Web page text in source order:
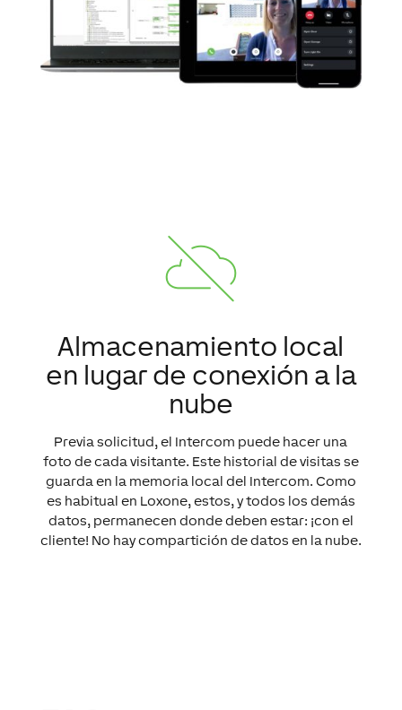
Almacenamiento local
en lugar de conexión a la
nube
Previa solicitud, el Intercom puede hacer una
foto de cada visitante. Este historial de visitas se
guarda en la memoria local del Intercom. Como
es habitual en Loxone, estos, y todos los demás
datos, permanecen donde deben estar: ¡con el
cliente! No hay compartición de datos en la nube.